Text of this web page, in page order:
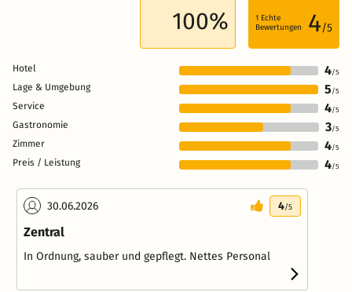
100% 1 Echte
Bewertungen
4/5
Hotel 4/5
Lage & Umgebung 5 /5
Service 4/5
Gastronomie 3/5
Zimmer 4/5
Preis / Leistung 4/5
30.06.2026 4/5
Zentral
In Ordnung, sauber und gepflegt. Nettes Personal